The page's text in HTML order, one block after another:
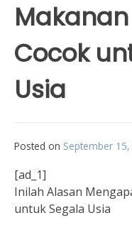
Cocok
Usia
Posted on September
[ad_1]
Inilah Alasan
untuk Segala Usia